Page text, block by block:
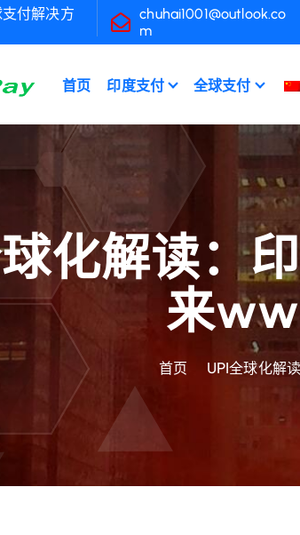
付解决方
chuhai1001@outlook.co
m
首页 印度支付 全球支付
化解读：
来
首页 UPI全球化解